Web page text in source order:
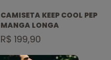
CAMISETA KEEP COOL PEP
MANGA LONGA
R$ 199,90